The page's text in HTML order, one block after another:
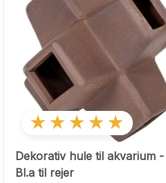
★★★★★
Dekorativ hule til akvarium -
Bl.a til rejer